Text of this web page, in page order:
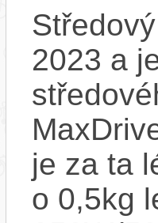
2023 a
je za ta
o 0,5kg